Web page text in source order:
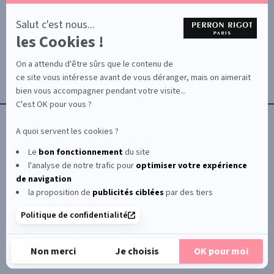
En
savoir
plus
sur
Axeptio
Salut c'est nous...
les Cookies !
On a attendu d'être sûrs que le contenu de
ce site vous intéresse avant de vous déranger, mais on aimerait
bien vous accompagner pendant votre visite...
C'est OK pour vous ?
A quoi servent les cookies ?
Le bon fonctionnementdu site
l'analyse de notre trafic pour optimiservotre expérience
de navigation
la proposition de publicités ciblées par des tiers
Politique de confidentialité
Non merci Je choisis OK pour moi
BOUTIQUE PARTICULIERS
AIDE / FAQ
CONTACT
CGU/CGV
© Le Club Perron Rigot 2026
matériels esthétiques à destination des instituts et spas.